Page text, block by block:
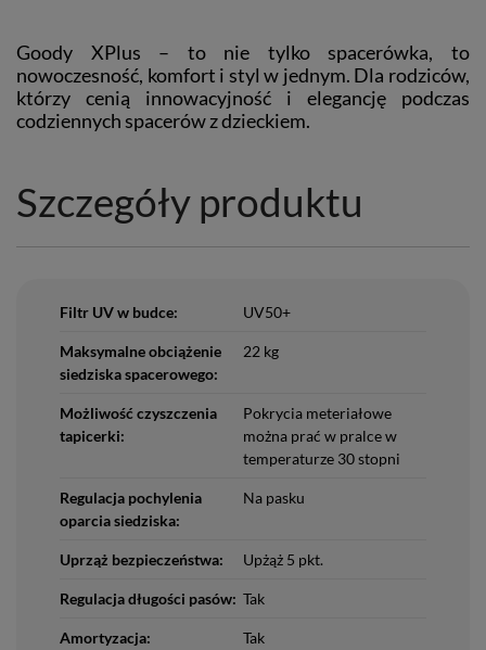
Goody XPlus – to nie tylko spacerówka, to
nowoczesność, komfort i styl w jednym. Dla rodziców,
którzy cenią innowacyjność i elegancję podczas
codziennych spacerów z dzieckiem.
Szczegóły produktu
Filtr UV w budce: UV50+
Maksymalne obciążenie
siedziska spacerowego:
22 kg
Możliwość czyszczenia
tapicerki:
Pokrycia meteriałowe
można prać w pralce w
temperaturze 30 stopni
Regulacja pochylenia
oparcia siedziska:
Na pasku
Uprząż bezpieczeństwa: Upżąż 5 pkt.
Regulacja długości pasów: Tak
Amortyzacja: Tak